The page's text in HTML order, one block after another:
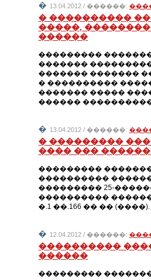
� 13.04.2012 / ������:
� ����������
�����,
������
���������
�������
������� �������
� ����������
������� �����
������
� 13.04.2012 / ������:
� ���������
���� ���
���������
����������
��������� 25-
����������
�.1 ��.166 �� �� (����).
� 12.04.2012 / ������:
����������
������
���������